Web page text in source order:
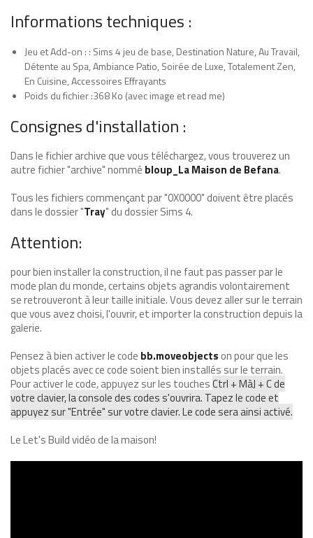
Informations techniques :
Jeu et Add-on : : Sims 4 jeu de base, Destination Nature, Au Travail,
Détente au Spa, Ambiance Patio, Soirée de Luxe, Totalement Zen,
En Cuisine, Accessoires Effrayants
Poids du fichier :368 Ko (avec image et read me)
Consignes d'installation :
Dans le fichier archive que vous téléchargez, vous trouverez un
autre fichier "archive" nommé bloup_La Maison de Befana.
Tous les fichiers commençant par "0X0000" doivent être placés
dans le dossier "Tray" du dossier Sims 4.
Attention:
pour bien installer la construction, il ne faut pas passer par le
mode plan du monde, certains objets agrandis volontairement
se retrouveront à leur taille initiale. Vous devez aller sur le terrain
que vous avez choisi, l'ouvrir, et importer la construction depuis la
galerie.
Pensez à bien activer le code bb.moveobjectson pour que les
objets placés avec ce code soient bien installés sur le terrain.
Pour activer le code, appuyez sur les touchesCtrl + MàJ + C de
votre clavier, la console des codes s'ouvrira. Tapez le code et
appuyez sur "Entrée" sur votre clavier. Le code sera ainsi activé.
Le Let's Build vidéo de la maison!